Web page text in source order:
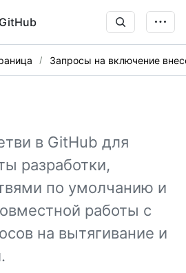
Запросы на включение
в GitHub для
разработки,
по умолчанию и
работы с
на вытягивание и